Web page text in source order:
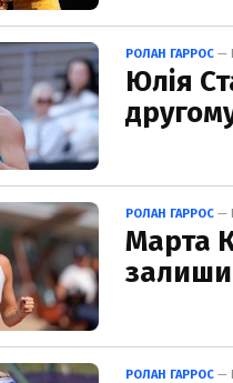
РОЛАН ГАРРОС —
Юлія
РОЛАН ГАРРОС —
Марта
РОЛАН ГАРРОС —